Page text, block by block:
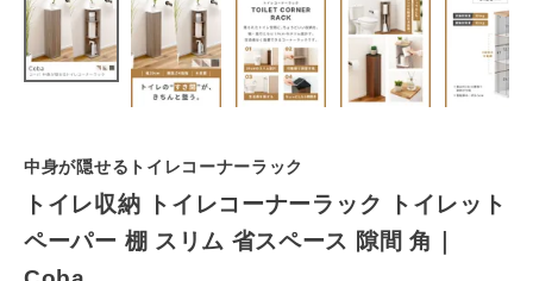
シーンから選ぶ
テイストから選ぶ
ご利用ガイド
プライバシーポリシー
中身が隠せるトイレコーナーラック
トイレ収納 トイレコーナーラック トイレット
ペーパー 棚 スリム 省スペース 隙間 角｜